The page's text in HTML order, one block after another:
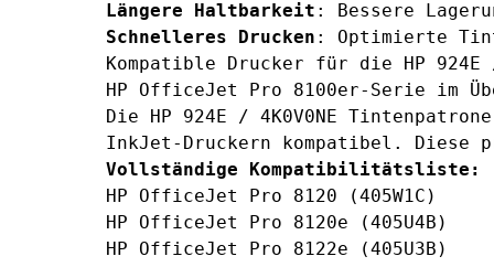
Längere Haltbarkeit : Bessere
Schnelleres Drucken : Optimierte
Kompatible Drucker für die HP 924E /
HP OfficeJet Pro 8100er-Serie im
Die HP 924E / 4K0V0NE
InkJet-Druckern kompatibel. Diese
Vollständige Kompatibilitätsliste:
HP OfficeJet Pro 8120 (405W1C)
HP OfficeJet Pro 8120e (405U4B)
HP OfficeJet Pro 8122e (405U3B)